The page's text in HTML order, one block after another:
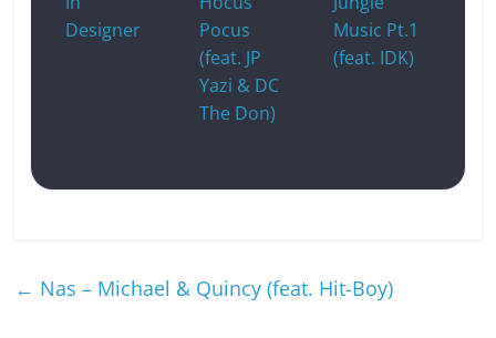
Designer
Pocus
(feat. JP
Yazi & DC
The Don)
Music Pt.1
(feat. IDK)
← Nas – Michael & Quincy (feat. Hit-Boy)